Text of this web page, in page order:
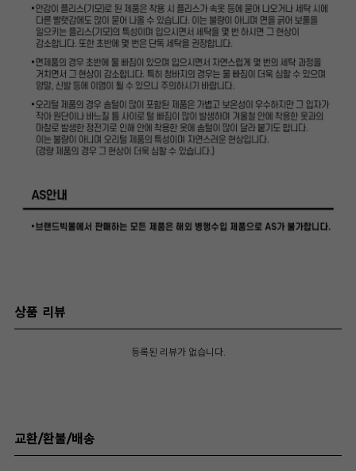
상품 리뷰
등록된 리뷰가 없습니다.
교환/환불/배송